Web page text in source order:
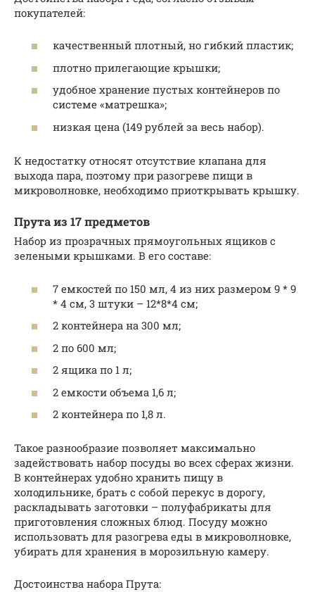
покупателей:
качественный плотный, но гибкий пластик;
плотно прилегающие крышки;
удобное хранение пустых контейнеров по
системе «матрешка»;
низкая цена (149 рублей за весь набор).
К недостатку относят отсутствие клапана для
выхода пара, поэтому при разогреве пищи в
микроволновке, необходимо приоткрывать крышку.
Прута из 17 предметов
Набор из прозрачных прямоугольных ящиков с
зелеными крышками. В его составе:
7 емкостей по 150 мл, 4 из них размером 9 * 9
* 4 см, 3 штуки – 12*8*4 см;
2 контейнера на 300 мл;
2 по 600 мл;
2 ящика по 1 л;
2 емкости объема 1,6 л;
2 контейнера по 1,8 л.
Такое разнообразие позволяет максимально
задействовать набор посуды во всех сферах жизни.
В контейнерах удобно хранить пищу в
холодильнике, брать с собой перекус в дорогу,
раскладывать заготовки – полуфабрикаты для
приготовления сложных блюд. Посуду можно
использовать для разогрева еды в микроволновке,
убирать для хранения в морозильную камеру.
Достоинства набора Прута: